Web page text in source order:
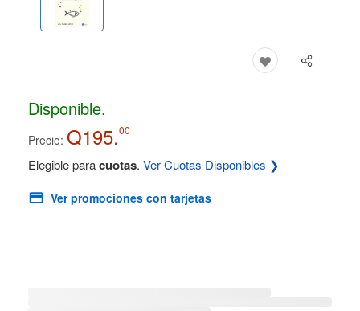
Disponible.
Precio: Q195.00
Elegible paracuotas. Ver Cuotas Disponibles ❯
Ver promociones con tarjetas